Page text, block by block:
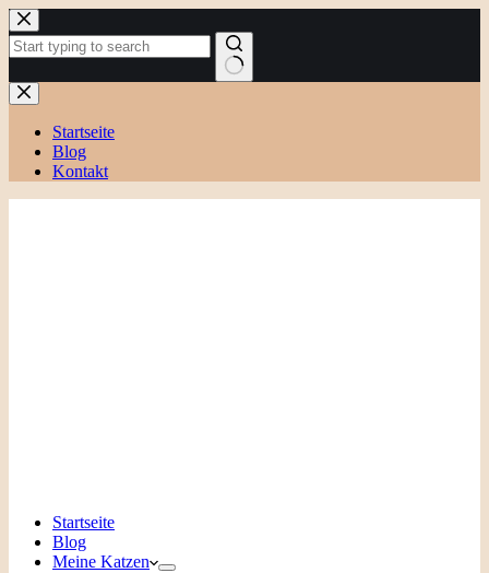
Zum
Inhalt
springen
Keine
Ergebnisse
Startseite
Blog
Kontakt
Startseite
Blog
Meine Katzen